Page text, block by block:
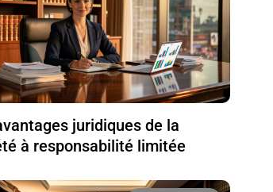
juridiques de la
à responsabilité limitée